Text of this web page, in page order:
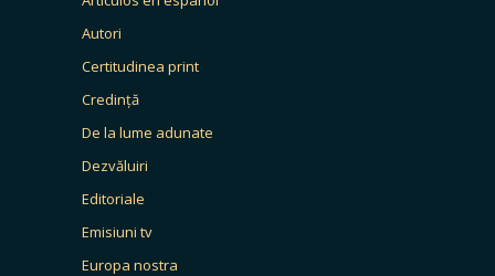
Autori
Certitudinea print
Credință
De la lume adunate
Dezvăluiri
Editoriale
Emisiuni tv
Europa nostra